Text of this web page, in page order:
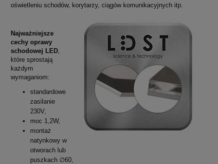
oświetleniu schodów, korytarzy, ciągów komunikacyjnych itp.
Najważniejsze
cechy oprawy
schodowej LED
które sprostają
każdym
wymaganiom:
standardowe
zasilanie
230V,
moc 1,2W,
montaż
natynkowy w
otworach lub
puszkach ∅60,